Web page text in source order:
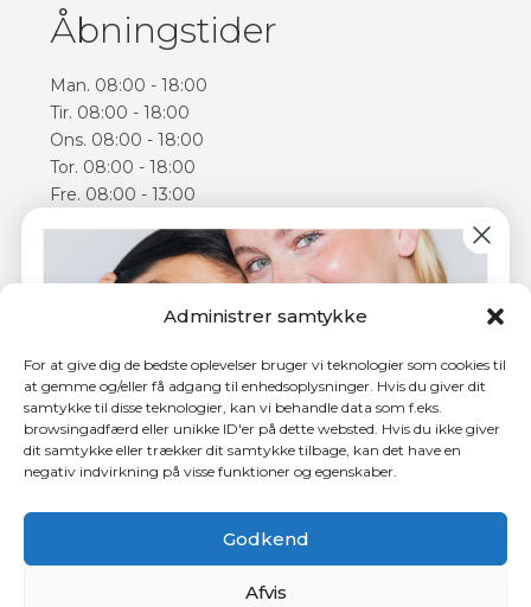
Administrer samtykke
For at give dig de bedste oplevelser bruger vi teknologier som cookies til
at gemme og/eller få adgang til enhedsoplysninger. Hvis du giver dit
samtykke til disse teknologier, kan vi behandle data som f.eks.
browsingadfærd eller unikke ID'er på dette websted. Hvis du ikke giver
dit samtykke eller trækker dit samtykke tilbage, kan det have en
negativ indvirkning på visse funktioner og egenskaber.
Godkend
Afvis
Åbningstider
Man. 08:00 - 18:00
Tir. 08:00 - 18:00
Ons. 08:00 - 18:00
Tor. 08:00 - 18:00
Fre. 08:00 - 13:00
Åbningstiderne kan varierer
Følg os
Facebook
Instagram